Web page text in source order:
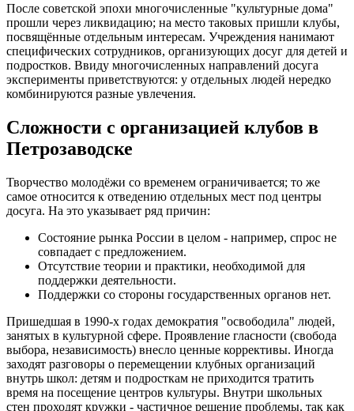
После советской эпохи многочисленные "культурные дома"
прошли через ликвидацию; на место таковых пришли клубы,
посвящённые отдельным интересам. Учреждения нанимают
специфических сотрудников, организующих досуг для детей и
подростков. Ввиду многочисленных направлений досуга
эксперименты приветствуются: у отдельных людей нередко
комбинируются разные увлечения.
Сложности с организацией клубов в
Петрозаводске
Творчество молодёжи со временем ограничивается; то же
самое относится к отведению отдельных мест под центры
досуга. На это указывает ряд причин:
Состояние рынка России в целом - например, спрос не
совпадает с предложением.
Отсутствие теории и практики, необходимой для
поддержки деятельности.
Поддержки со стороны государственных органов нет.
Пришедшая в 1990-х годах демократия "освободила" людей,
занятых в культурной сфере. Проявление гласности (свобода
выбора, независимость) внесло ценные коррективы. Иногда
заходят разговоры о перемещении клубных организаций
внутрь школ: детям и подросткам не приходится тратить
время на посещение центров культуры. Внутри школьных
стен проходят кружки - частичное решение проблемы, так как